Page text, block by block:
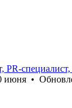
PR-
июня •